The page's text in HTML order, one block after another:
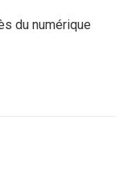
du numérique